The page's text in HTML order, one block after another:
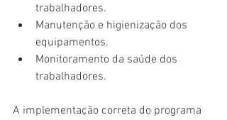
trabalhadores.
Manutenção e higienização dos
equipamentos.
Monitoramento da saúde dos
trabalhadores.
A implementação correta do programa